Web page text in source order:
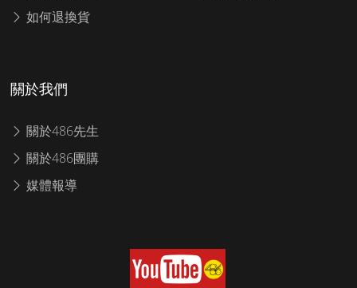
如何退換貨
關於我們
關於486先生
關於486團購
媒體報導